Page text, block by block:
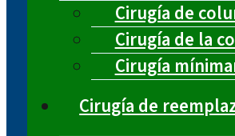
Cirugía de
Cirugía de la
Cirugía
Cirugía de